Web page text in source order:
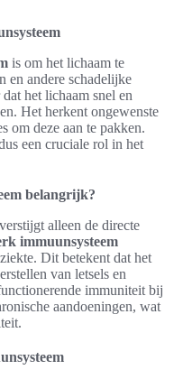
is om het lichaam te
en andere schadelijke
het lichaam snel en
Het herkent ongewenste
om deze aan te pakken.
een cruciale rol in het
belangrijk?
alleen de directe
immuunsysteem
Dit betekent dat het
van letsels en
immuniteit bij
aandoeningen, wat